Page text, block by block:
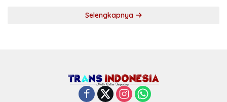
Selengkapnya